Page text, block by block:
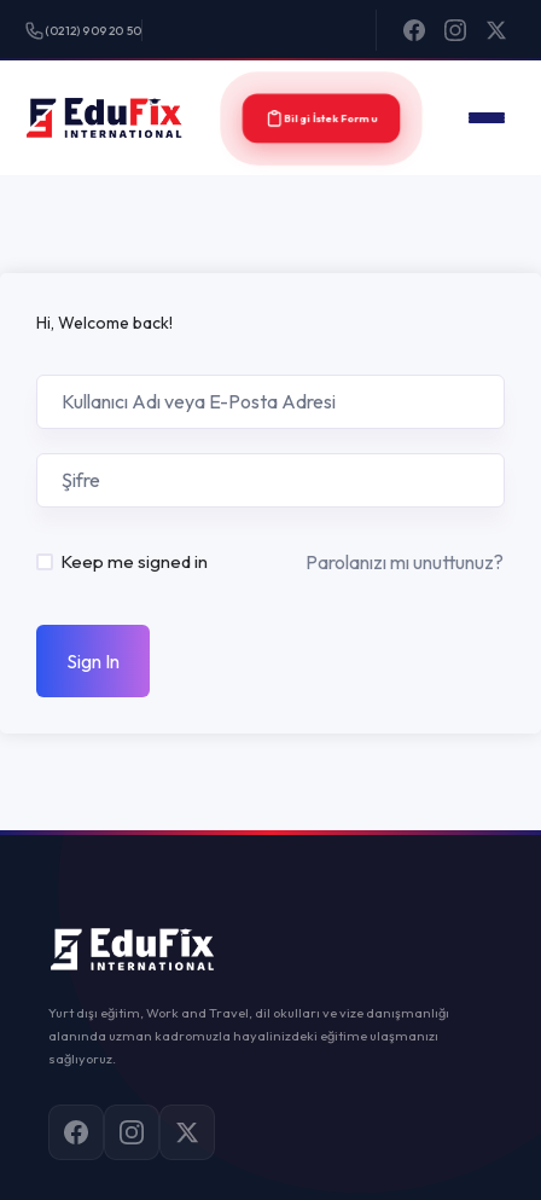
(0212) 909 20 50
Bilgi İstek Formu
Hi, Welcome back!
Keep me signed in Parolanızı mı unuttunuz?
Sign In
Yurt dışı eğitim, Work and Travel, dil okulları ve vize danışmanlığı
alanında uzman kadromuzla hayalinizdeki eğitime ulaşmanızı
sağlıyoruz.